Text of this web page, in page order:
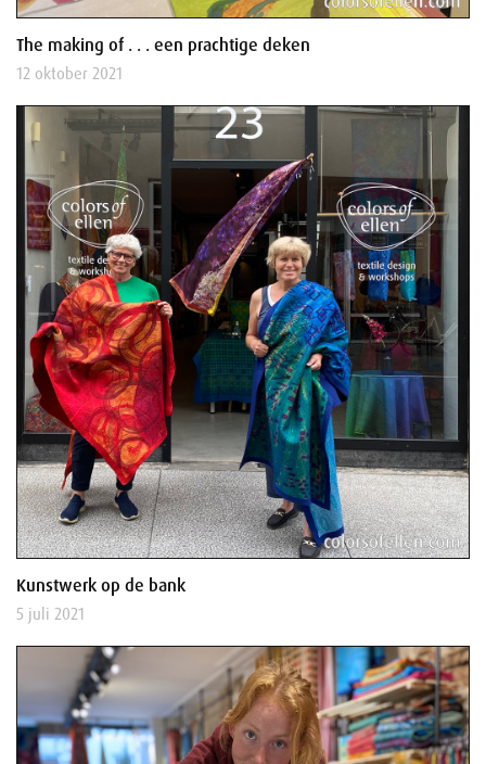
The making of . . . een prachtige deken
12 oktober 2021
Kunstwerk op de bank
5 juli 2021